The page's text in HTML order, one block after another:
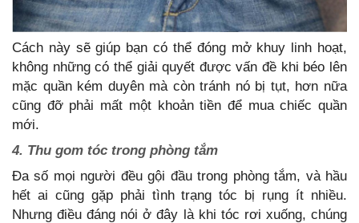
Cách này sẽ giúp bạn có thể đóng mở khuy linh hoạt,
không những có thể giải quyết được vấn đề khi béo lên
mặc quần kém duyên mà còn tránh nó bị tụt, hơn nữa
cũng đỡ phải mất một khoản tiền để mua chiếc quần
mới.
4. Thu gom tóc trong phòng tắm
Đa số mọi người đều gội đầu trong phòng tắm, và hầu
hết ai cũng gặp phải tình trạng tóc bị rụng ít nhiều.
Nhưng điều đáng nói ở đây là khi tóc rơi xuống, chúng